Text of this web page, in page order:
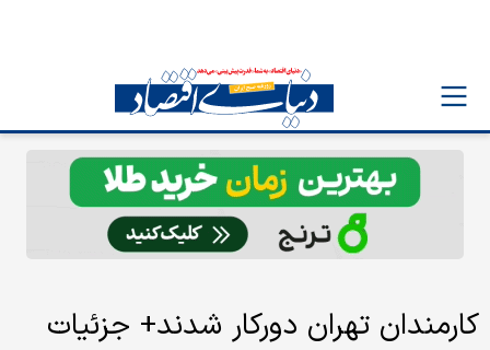
کارمندان تهران دورکار شدند+ جزئیات